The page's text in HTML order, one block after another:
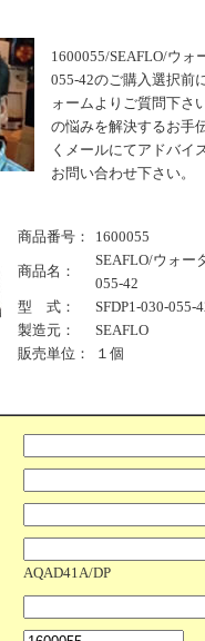
1600055/SEAFLO/ウォ
055-42のご購入選択前
ォームよりご質問下さ
の悩みを解決するお手
くメールにてアドバイ
お問い合わせ下さい。
商品番号： 1600055
商品名：
SEAFLO/ウォー
055-42
型 式：
SFDP1-030-055-
製造元：
SEAFLO
販売単位：
１個
AQAD41A/DP